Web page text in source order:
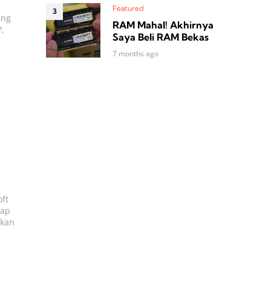
Featured
RAM Mahal! Akhirnya
Saya Beli RAM Bekas
7 months ago